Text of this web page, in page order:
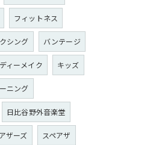
フィットネス
シング バンテージ
ィーメイク キッズ
ニング
日比谷野外音楽堂
ザーズ スペアザ